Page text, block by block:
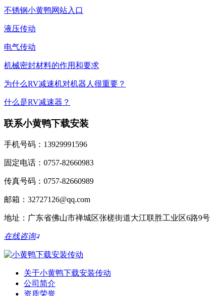
不锈钢小黄鸭网站入口
液压传动
电气传动
机械密封材料的作用和要求
为什么RV减速机对机器人很重要？
什么是RV减速器？
联系小黄鸭下载安装
手机号码：13929991596
固定电话：0757-82660983
传真号码：0757-82660989
邮箱：32727126@qq.com
地址：广东省佛山市禅城区张槎街道大江联胜工业区6路9号
在线咨询
关于小黄鸭下载安装传动
公司简介
资质荣誉